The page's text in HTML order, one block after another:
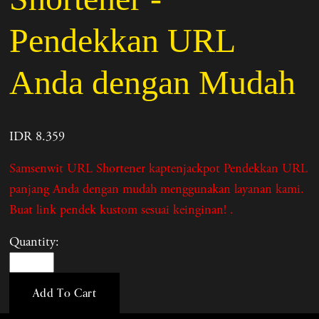
Pendekkan URL
Anda dengan Mudah
IDR 8.359
Samsenwit URL Shortener kaptenjackpot Pendekkan URL
panjang Anda dengan mudah menggunakan layanan kami.
Buat link pendek kustom sesuai keinginan! .
Quantity:
Add To Cart